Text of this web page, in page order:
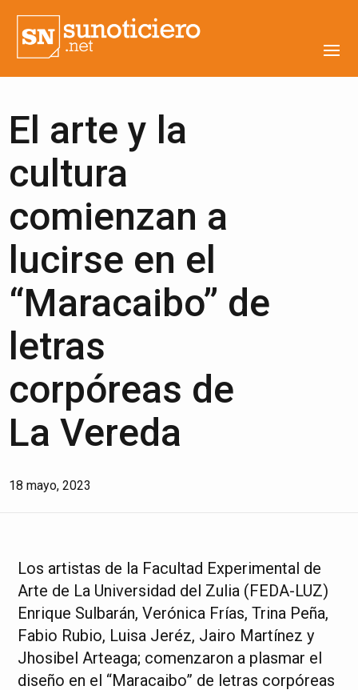
El arte y la
cultura
comienzan a
lucirse en el
“Maracaibo” de
letras
corpóreas de
La Vereda
18 mayo, 2023
Los artistas de la Facultad Experimental de
Arte de La Universidad del Zulia (FEDA-LUZ)
Enrique Sulbarán, Verónica Frías, Trina Peña,
Fabio Rubio, Luisa Jeréz, Jairo Martínez y
Jhosibel Arteaga; comenzaron a plasmar el
diseño en el “Maracaibo” de letras corpóreas